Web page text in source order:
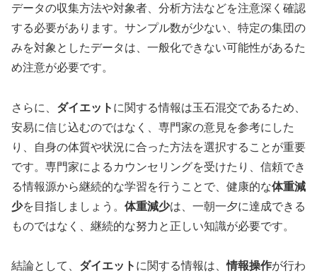
データの収集方法や対象者、分析方法などを注意深く確認
する必要があります。サンプル数が少ない、特定の集団の
みを対象としたデータは、一般化できない可能性があるた
め注意が必要です。
さらに、 ダイエット に関する情報は玉石混交であるため、
安易に信じ込むのではなく、専門家の意見を参考にした
り、自身の体質や状況に合った方法を選択することが重要
です。専門家によるカウンセリングを受けたり、信頼でき
る情報源から継続的な学習を行うことで、健康的な体重減
少を目指しましょう。 体重減少は、一朝一夕に達成できる
ものではなく、継続的な努力と正しい知識が必要です。
結論として、 ダイエット に関する情報は、情報操作が行わ